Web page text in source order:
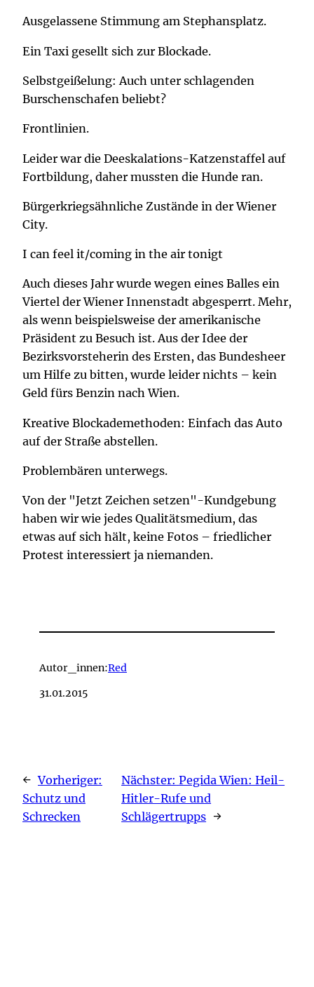
Ausgelassene Stimmung am Stephansplatz.
Ein Taxi gesellt sich zur Blockade.
Selbstgeißelung: Auch unter schlagenden
Burschenschafen beliebt?
Frontlinien.
Leider war die Deeskalations-Katzenstaffel auf
Fortbildung, daher mussten die Hunde ran.
Bürgerkriegsähnliche Zustände in der Wiener
City.
I can feel it/coming in the air tonigt
Auch dieses Jahr wurde wegen eines Balles ein
Viertel der Wiener Innenstadt abgesperrt. Mehr,
als wenn beispielsweise der amerikanische
Präsident zu Besuch ist. Aus der Idee der
Bezirksvorsteherin des Ersten, das Bundesheer
um Hilfe zu bitten, wurde leider nichts – kein
Geld fürs Benzin nach Wien.
Kreative Blockademethoden: Einfach das Auto
auf der Straße abstellen.
Problembären unterwegs.
Von der "Jetzt Zeichen setzen"-Kundgebung
haben wir wie jedes Qualitätsmedium, das
etwas auf sich hält, keine Fotos – friedlicher
Protest interessiert ja niemanden.
Autor_innen:Red
31.01.2015
← Vorheriger:
Schutz und
Schrecken
Nächster: Pegida Wien: Heil-
Hitler-Rufe und
Schlägertrupps →